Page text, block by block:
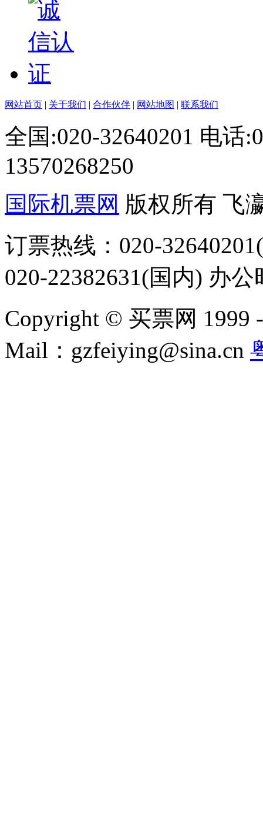
网站首页 | 关于我们 | 合作伙伴 | 网站地图 | 联系我们
全国:020-32640201 电话
13570268250
国际机票网 版权所有 飞
订票热线：020-
020-22382631(国内) 办
Copyright © 买票网 1999
Mail：gzfeiying@sina.cn